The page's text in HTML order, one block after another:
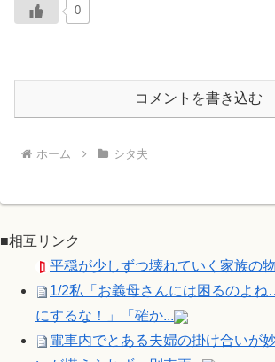
0
コメントを書き込む
ホーム シタ夫
■相互リンク
平穏が少しずつ壊れていく家族の物
1/2私「お義母さんには困るのよ
にするな！」「確か...
電車内でとある夫婦の掛け合いが